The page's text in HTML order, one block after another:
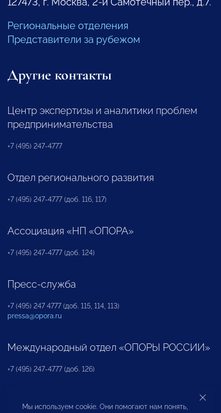
Региональные отделения
Представители за рубежом
Другие контакты
Центр экспертизы и аналитики проблем
предпринимательства
+7 (495) 247-4777
Отдел регионального развития
+7 (495) 247-4777 (доб. 116, 117)
Ассоциация «НП «ОПОРА»
+7 (495) 247-4777 (доб. 124)
Пресс-служба
+7 (495) 247 4777 (доб. 115, 114, 113)
pressa@opora.ru
Международный отдел «ОПОРЫ РОССИИ»
+7 (495) 247-4777 (доб. 126)
Бюро по защите прав предпринимателей и
Мы используем cookie. Они помогают нам понять,